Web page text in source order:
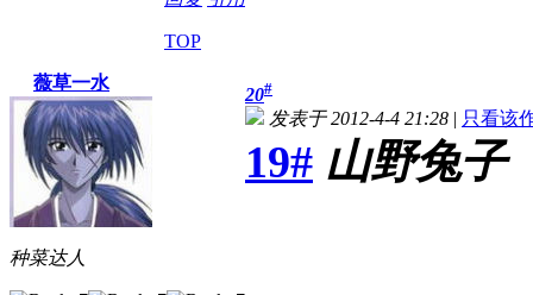
TOP
薇草一水
种菜达人
20#
发表于 2012-4-4 21:28 | 只看该
19# 山野兔子